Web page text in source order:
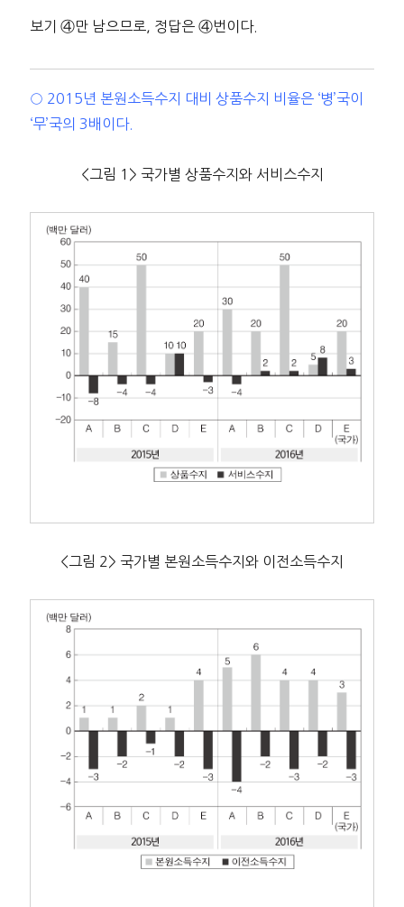
보기 ④만 남으므로, 정답은 ④번이다.
○ 2015년 본원소득수지 대비 상품수지 비율은 ‘병’국이
‘무’국의 3배이다.
<그림 1> 국가별 상품수지와 서비스수지
<그림 2> 국가별 본원소득수지와 이전소득수지